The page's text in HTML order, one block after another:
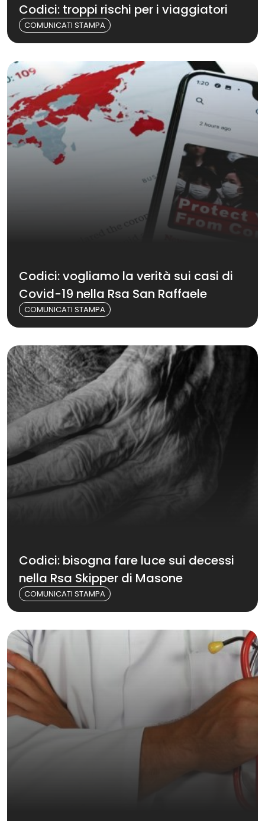
Codici: troppi rischi per i viaggiatori
COMUNICATI STAMPA
Codici: vogliamo la verità sui casi di
Covid-19 nella Rsa San Raffaele
COMUNICATI STAMPA
Codici: bisogna fare luce sui decessi
nella Rsa Skipper di Masone
COMUNICATI STAMPA